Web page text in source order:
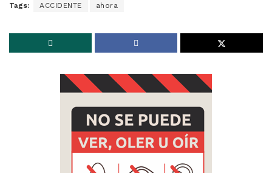
Tags: ACCIDENTE ahora